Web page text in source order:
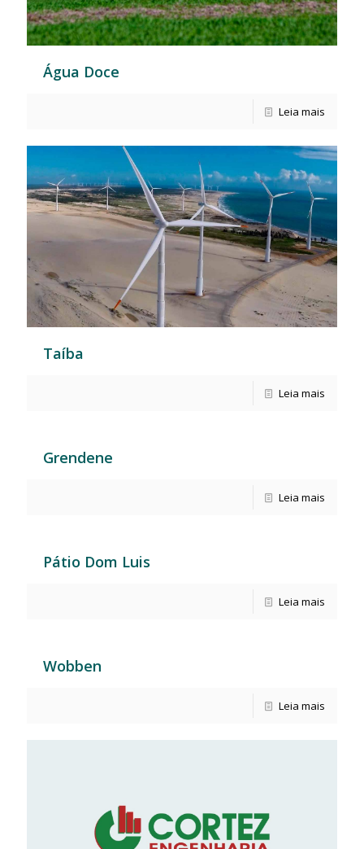
Água Doce
Leia mais
Taíba
Leia mais
Grendene
Leia mais
Pátio Dom Luis
Leia mais
Wobben
Leia mais